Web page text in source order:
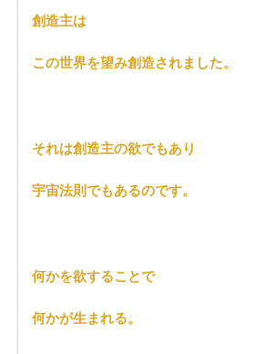
創造主は
この世界を望み創造されました。
それは創造主の欲でもあり
宇宙法則でもあるのです。
何かを欲することで
何かが生まれる。